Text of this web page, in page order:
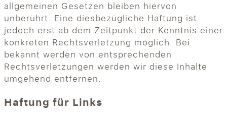
allgemeinen Gesetzen bleiben hiervon
unberührt. Eine diesbezügliche Haftung ist
jedoch erst ab dem Zeitpunkt der Kenntnis einer
konkreten Rechtsverletzung möglich. Bei
bekannt werden von entsprechenden
Rechtsverletzungen werden wir diese Inhalte
umgehend entfernen.
Haftung für Links